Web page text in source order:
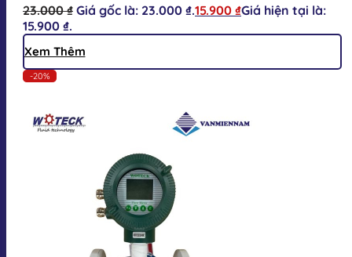
23.000₫ Giá gốc là: 23.000 ₫.15.900 ₫Giá hiện tại là:
15.900 ₫.
Xem Thêm
-20%